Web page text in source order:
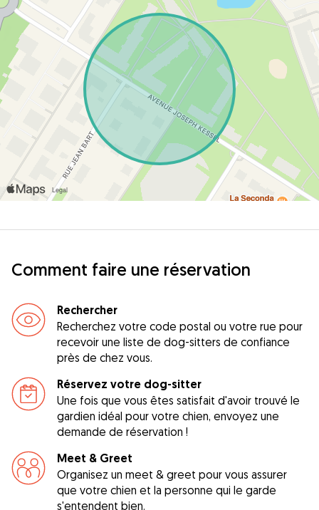
Comment faire une réservation
Rechercher
Recherchez votre code postal ou votre rue pour
recevoir une liste de dog-sitters de confiance
près de chez vous.
Réservez votre dog-sitter
Une fois que vous êtes satisfait d'avoir trouvé le
gardien idéal pour votre chien, envoyez une
demande de réservation !
Meet & Greet
Organisez un meet & greet pour vous assurer
que votre chien et la personne qui le garde
s'entendent bien.